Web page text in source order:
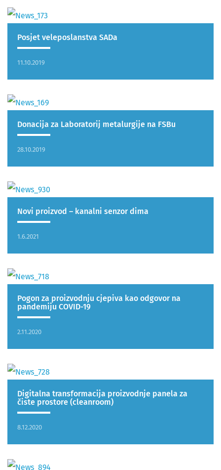
Posjet veleposlanstva SADa
11.10.2019
Donacija za Laboratorij metalurgije na FSBu
28.10.2019
Novi proizvod – kanalni senzor dima
1.6.2021
Pogon za proizvodnju cjepiva kao odgovor na
pandemiju COVID-19
2.11.2020
Digitalna transformacija proizvodnje panela za
čiste prostore (cleanroom)
8.12.2020